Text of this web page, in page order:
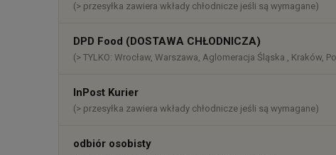
(> przesyłka zawiera wkłady chłodnicze jeśli są wymagane)
DPD Food (DOSTAWA CHŁODNICZA)
(> TYLKO: Wrocław, Warszawa, Aglomeracja Śląska , Kraków,
InPost Kurier
(> przesyłka zawiera wkłady chłodnicze jeśli są wymagane)
odbiór osobisty